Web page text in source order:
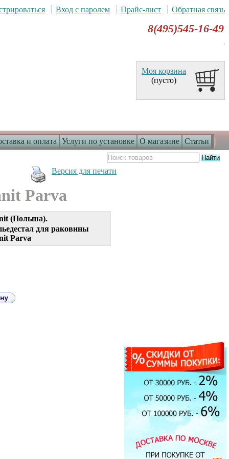
и оплата Услуги по установке О магазине Статьи
Вход с паролем Прайс-лист Обратная связь
8(495)545-16-49
Моя корзина
(пусто)
Версия для печати
Parva
(Польша).
для раковины
Parva
Душевая кабина Timo T-1190
90x90см